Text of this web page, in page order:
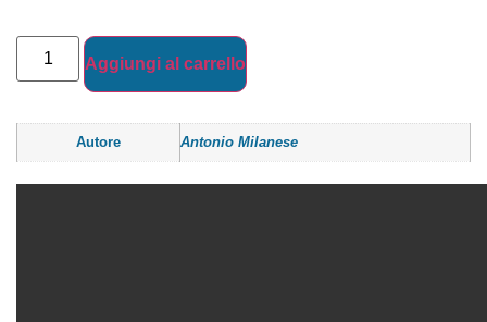
Aggiungi al carrello
Autore Antonio Milanese